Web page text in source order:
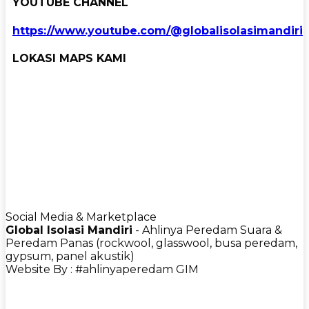
https://www.youtube.com/@globalisolasimandiri
LOKASI MAPS KAMI
Social Media & Marketplace
Global Isolasi Mandiri - Ahlinya Peredam Suara &
Peredam Panas (rockwool, glasswool, busa peredam,
gypsum, panel akustik)
Website By : #ahlinyaperedam GIM